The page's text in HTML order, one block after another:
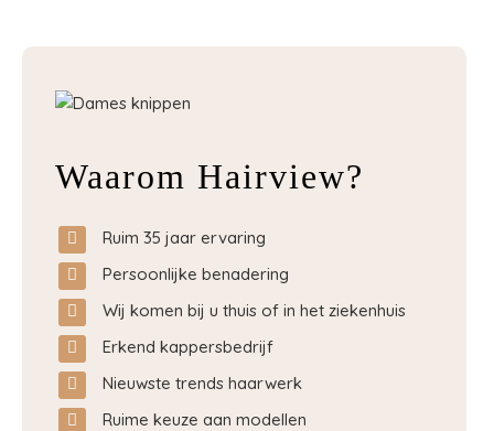
Waarom Hairview?
Ruim 35 jaar ervaring
Persoonlijke benadering
Wij komen bij u thuis of in het ziekenhuis
Erkend kappersbedrijf
Nieuwste trends haarwerk
Ruime keuze aan modellen